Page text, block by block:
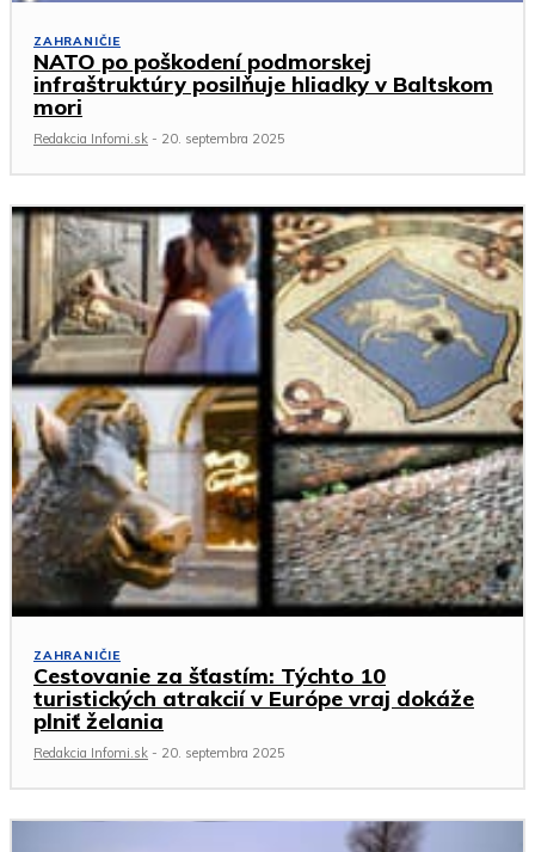
ZAHRANIČIE
NATO po poškodení podmorskej
infraštruktúry posilňuje hliadky v Baltskom
mori
Redakcia Infomi.sk - 20. septembra 2025
ZAHRANIČIE
Cestovanie za šťastím: Týchto 10
turistických atrakcií v Európe vraj dokáže
plniť želania
Redakcia Infomi.sk - 20. septembra 2025